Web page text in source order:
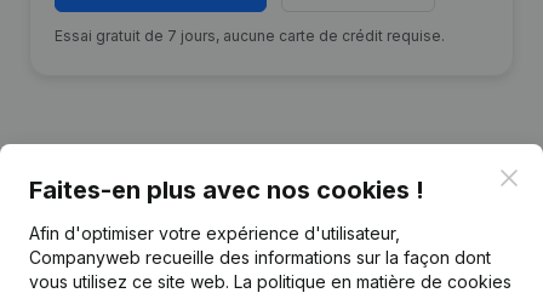
Essai gratuit de 7 jours, aucune carte de crédit requise.
Publicationsde Clan HERRY
Date Publication
Faites-en plus avec nos cookies !
Afin d'optimiser votre expérience d'utilisateur,
Companyweb recueille des informations sur la façon dont
vous utilisez ce site web. La politique en matière de cookies